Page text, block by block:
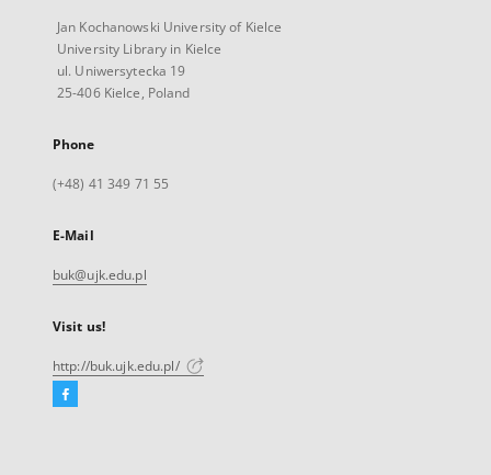
Jan Kochanowski University of Kielce
University Library in Kielce
ul. Uniwersytecka 19
25-406 Kielce, Poland
Phone
(+48) 41 349 71 55
E-Mail
buk@ujk.edu.pl
Visit us!
http://buk.ujk.edu.pl/
Facebook